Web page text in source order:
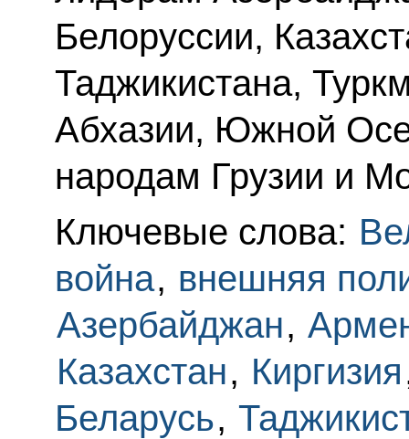
Белоруссии,
Таджикистана,
Абхазии, Южной
народам Грузии и
Ключевые слова:
война, внешняя
Азербайджан,
Казахстан, Киргизия
Беларусь,